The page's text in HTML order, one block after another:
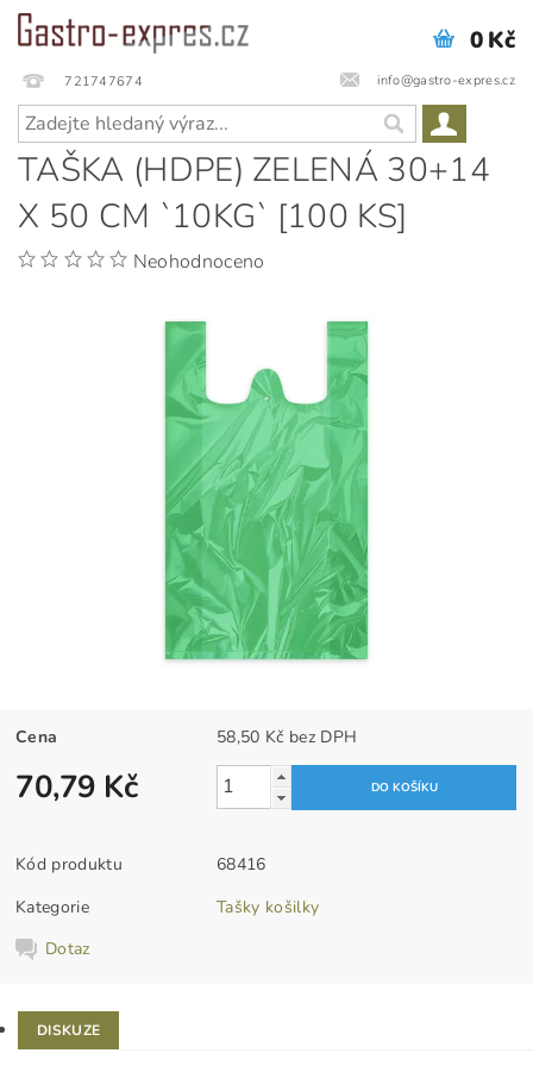
721747674 info@gastro-expres.cz
0 Kč
TAŠKA (HDPE) ZELENÁ 30+14
X 50 CM `10KG` [100 KS]
Neohodnoceno
Cena 58,50 Kč bez DPH
70,79 Kč
Kód produktu
68416
Kategorie
Tašky košilky
Dotaz
DISKUZE